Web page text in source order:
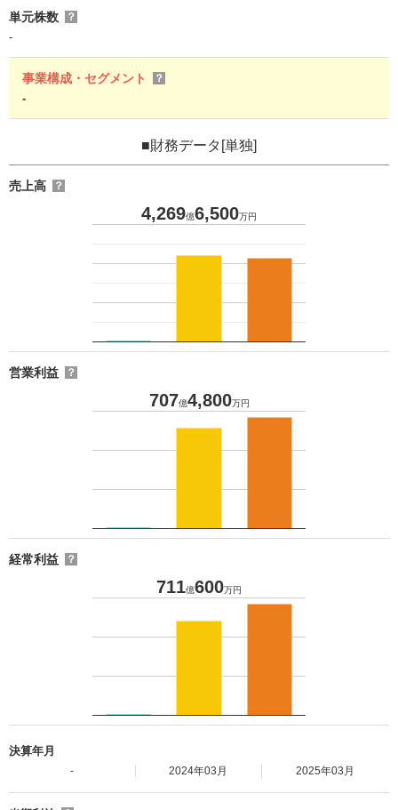
単元株数 ？
-
事業構成・セグメント ？
-
■財務データ[単独]
売上高 ？
4,269億6,500万円
営業利益 ？
707億4,800万円
経常利益 ？
711億600万円
決算年月
- 2024年03月 2025年03月